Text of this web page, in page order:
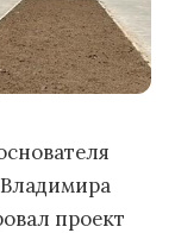
проект